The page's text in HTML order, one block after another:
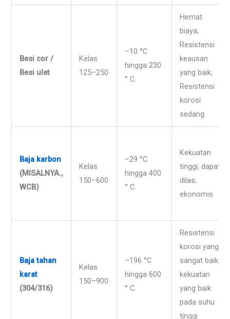
Besi cor /
Besi ulet
Kelas
125–250
–10 °C
hingga 230
° C.
Hemat
biaya;
Resistensi
keausan
yang baik;
Resistensi
korosi
sedang
Baja karbon
(MISALNYA.,
WCB)
Kelas
150–600
–29 °C
hingga 400
° C.
Kekuatan
tinggi; dapat
dilas;
ekonomis
Baja tahan
karat
(304/316)
Kelas
150–900
–196 °C
hingga 600
° C.
Resistensi
korosi yang
sangat baik;
kekuatan
yang baik
pada suhu
tinggi